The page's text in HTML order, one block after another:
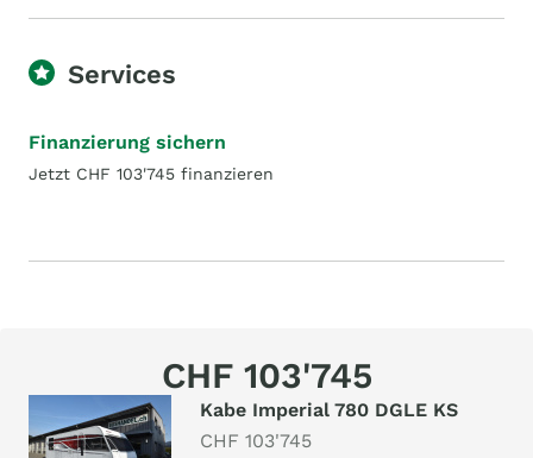
Services
Finanzierung sichern
Jetzt CHF 103'745 finanzieren
CHF 103'745
Kabe Imperial 780 DGLE KS
CHF 103'745